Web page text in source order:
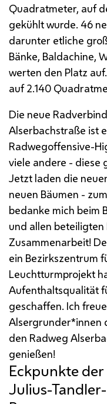
Quadratmeter, auf
gekühlt wurde. 46
darunter etliche
Bänke, Baldachine,
werten den Platz
auf 2.140
Die neue
Alserbachstraße ist
Radwegoffensive-
viele andere - diese
Jetzt laden die
neuen Bäumen -
bedanke mich beim
und allen
Zusammenarbeit!
ein Bezirkszentrum
Leuchtturmprojekt
Aufenthaltsqualität
geschaffen. Ich
Alsergrunder*innen
den Radweg
genießen!
Eckpunkte